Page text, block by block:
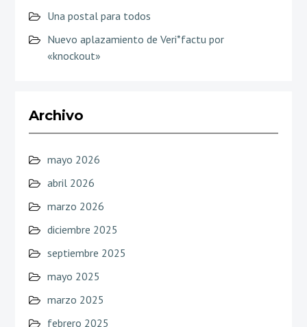
Una postal para todos
Nuevo aplazamiento de Veri*factu por
«knockout»
Archivo
mayo 2026
abril 2026
marzo 2026
diciembre 2025
septiembre 2025
mayo 2025
marzo 2025
febrero 2025